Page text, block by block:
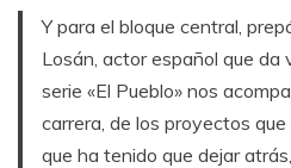
Y para el bloque central,
Losán, actor español que da
serie «El Pueblo» nos
carrera, de los proyectos
que ha tenido que dejar